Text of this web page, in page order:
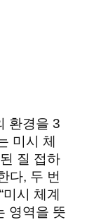
환경을 3
미시 체
질 접하
다, 두 번
시 체계
영역을 뜻